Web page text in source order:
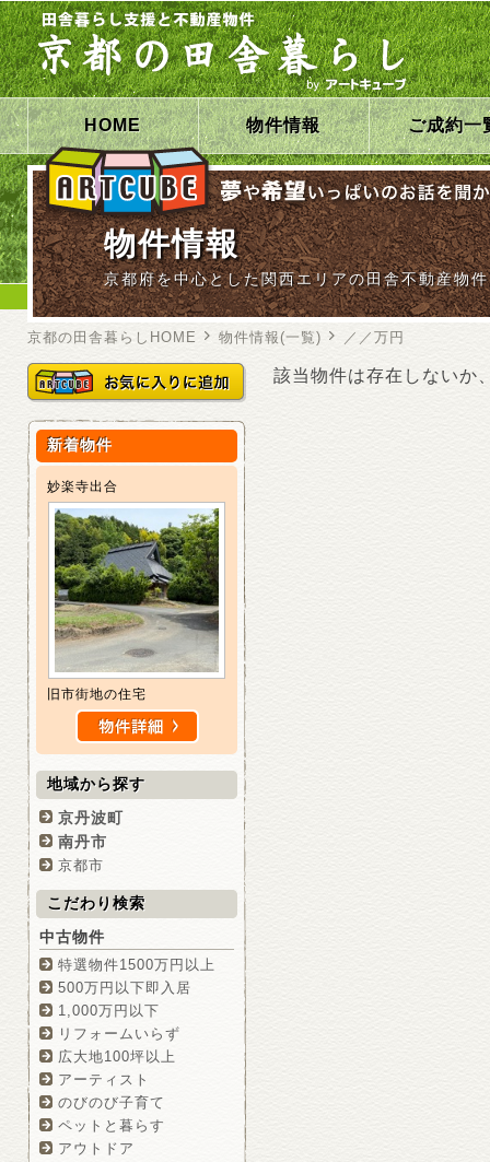
HOME 物件情報 ご成約一
物件情報
京都府を中心とした関西エリアの田舎不動産物
京都の田舎暮らしHOME 物件情報(一覧) ／／万円
該当物件は存在しないか
新着物件
妙楽寺出合
旧市街地の住宅
地域から探す
京丹波町
南丹市
京都市
こだわり検索
中古物件
特選物件1500万円以上
500万円以下即入居
1,000万円以下
リフォームいらず
広大地100坪以上
アーティスト
のびのび子育て
ペットと暮らす
アウトドア